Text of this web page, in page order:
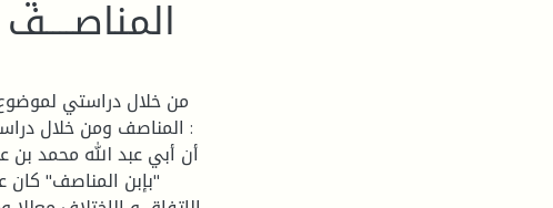
من خلال دراستي
المناصف ومن خلال
"بإبن المناصف" كان